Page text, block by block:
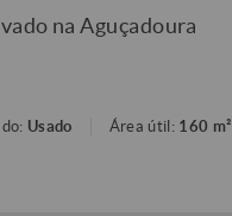
na Aguçadoura
Usado Área útil: 160 m²